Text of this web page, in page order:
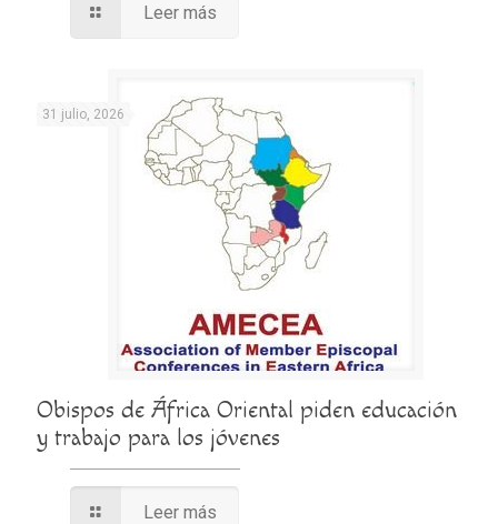
Leer más
31 julio, 2026
Obispos de África Oriental piden educación
y trabajo para los jóvenes
Leer más